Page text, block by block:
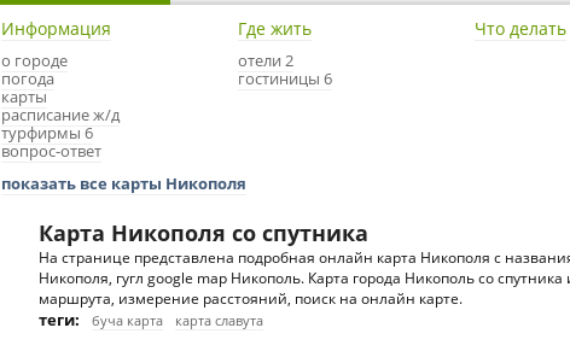
Информация
о городе
погода
карты
расписание ж/д
турфирмы 6
вопрос-ответ
Где жить
отели 2
гостиницы 6
Что делать
показать все карты Никополя
Карта Никополя со спутника
На странице представлена подробная онлайн карта Никополя с
Никополя, гугл google map Никополь. Карта города Никополь со
маршрута, измерение расстояний, поиск на онлайн карте.
теги: буча карта карта славута